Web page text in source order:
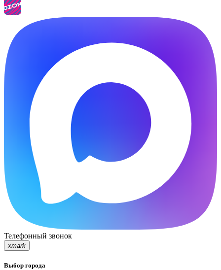
Телефонный звонок
xmark
Выбор города